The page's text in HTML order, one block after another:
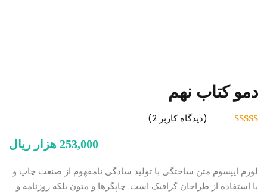
دمو کتاب نهم
(دیدگاه کاربر 2
)
253,000 هزار ریال
لورم ایپسوم متن ساختگی با تولید سادگی نامفهوم از صنعت چاپ و
با استفاده از طراحان گرافیک است. چاپگرها و متون بلکه روزنامه و